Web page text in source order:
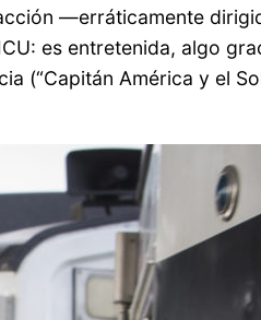
—erráticamente
es entretenida, algo
(“Capitán América y el